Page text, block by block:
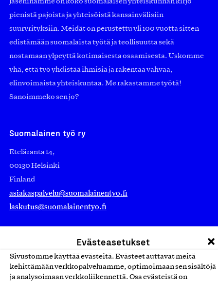
Evästeasetukset
Sivustomme käyttää evästeitä. Evästeet auttavat meitä
kehittämään verkkopalveluamme, optimoimaan sen sisältöjä
ja analysoimaan verkkoliikennettä. Osa evästeistä on
Jäseninämme on koko suomalaisen yhteiskunnan kirjo
pienistä pajoista ja yhteisöistä kansainvälisiin
suuryrityksiin. Meidät on perustettu yli 100 vuotta sitten
edistämään suomalaista työtä ja teollisuutta sekä
nostamaan ylpeyttä kotimaisesta osaamisesta. Uskomme
yhä, että työ yhdistää ihmisiä ja rakentaa vahvaa,
elinvoimaista yhteiskuntaa. Me rakastamme työtä!
Sanoimmeko sen jo?
Suomalainen työ ry
Eteläranta 14,
00130 Helsinki
Finland
asiakaspalvelu@suomalainentyo.fi
laskutus@suomalainentyo.fi
Avainlippu